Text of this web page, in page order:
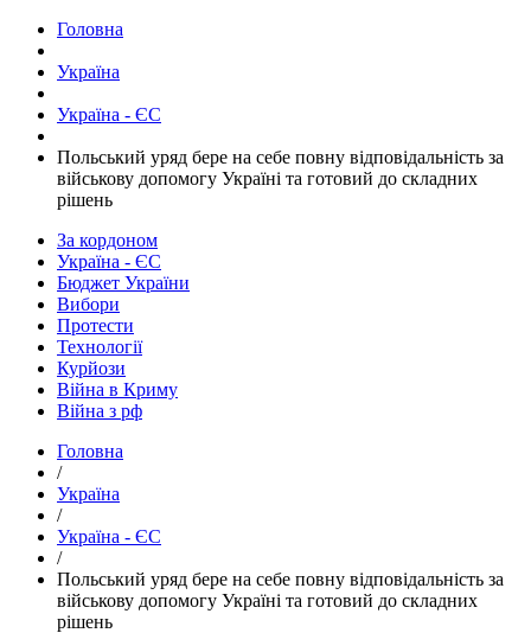
Головна
Україна
Україна - ЄС
​Польський уряд бере на себе повну відповідальність за
військову допомогу Україні та готовий до складних
рішень
За кордоном
Україна - ЄС
Бюджет України
Вибори
Протести
Технології
Курйози
Війна в Криму
Війна з рф
Головна
/
Україна
/
Україна - ЄС
/
​Польський уряд бере на себе повну відповідальність за
військову допомогу Україні та готовий до складних
рішень